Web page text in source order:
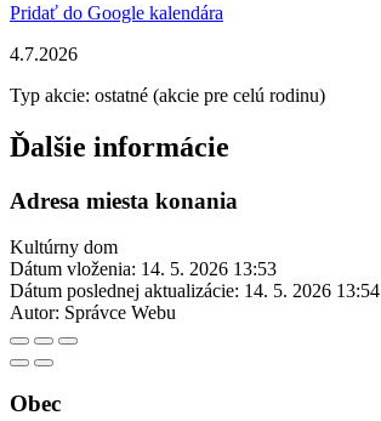
Pridať do Google kalendára
4.7.2026
Typ akcie: ostatné (akcie pre celú rodinu)
Ďalšie informácie
Adresa miesta konania
Kultúrny dom
Dátum vloženia: 14. 5. 2026 13:53
Dátum poslednej aktualizácie: 14. 5. 2026 13:54
Autor: Správce Webu
Obec